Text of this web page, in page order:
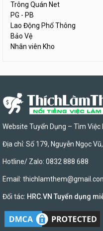
Trông Quán Net
PG - PB
Lao Động Phổ Thông
Bảo Vệ
Nhân viên Kho
Website Tuyển Dụng – Tìm
Địa chỉ: Số 179, Nguyễn Ngọc
Hotline/ Zalo: 0832 888 688
Email:
Đối tác: HRC.VN Tuyển dụng